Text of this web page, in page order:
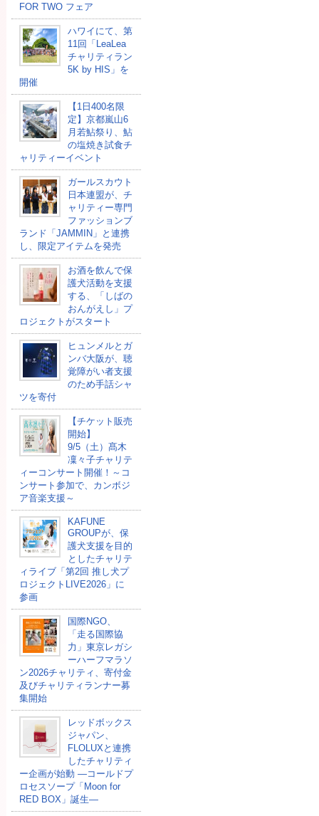
FOR TWO フェア
ハワイにて、第
11回「LeaLea
チャリティラン
5K by HIS」を
開催
【1日400名限
定】京都嵐山6
月若鮎祭り、鮎
の塩焼き試食チ
ャリティーイベント
ガールスカウト
日本連盟が、チ
ャリティー専門
ファッションブ
ランド「JAMMIN」と連携
し、限定アイテムを発売
お酒を飲んで保
護犬活動を支援
する、「しばの
おんがえし」プ
ロジェクトがスタート
ヒュンメルとガ
ンバ大阪が、聴
覚障がい者支援
のため手話シャ
ツを寄付
【チケット販売
開始】
9/5（土）髙木
凜々子チャリテ
ィーコンサート開催！～コ
ンサート参加で、カンボジ
ア音楽支援～
KAFUNE
GROUPが、保
護犬支援を目的
としたチャリテ
ィライブ「第2回 推し犬プ
ロジェクトLIVE2026」に
参画
国際NGO、
「走る国際協
力」東京レガシ
ーハーフマラソ
ン2026チャリティ、寄付金
及びチャリティランナー募
集開始
レッドボックス
ジャパン、
FLOLUXと連携
したチャリティ
ー企画が始動 ―コールドプ
ロセスソープ「Moon for
RED BOX」誕生―